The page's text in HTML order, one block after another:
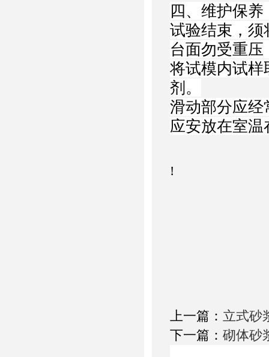
四、维护保养
试验结束，须
台面勿受重
将试模内试样
剂。
滑动部分应经
应安放在室
!
上一篇： 立式砂
下一篇： 砌体砂